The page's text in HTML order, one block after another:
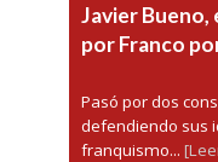
Javier Bueno,
por Franco
Pasó por dos
defendiendo sus
franquismo...